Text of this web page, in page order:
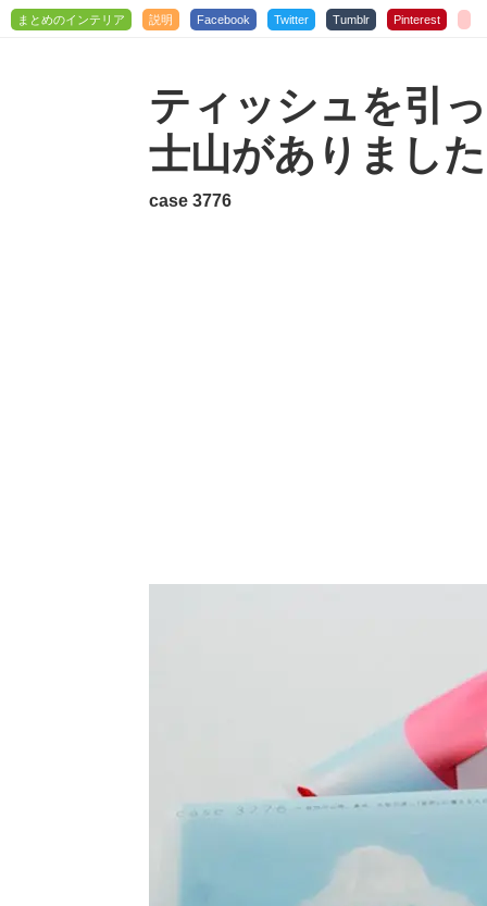
まとめのインテリア 説明 Facebook Twitter Tumblr Pinterest
ティッシュを引
士山がありまし
case 3776